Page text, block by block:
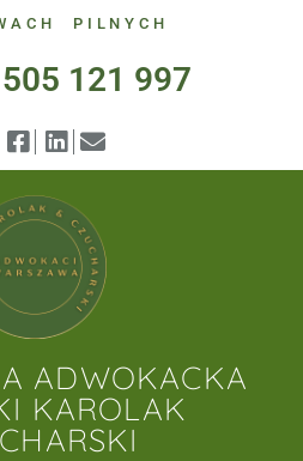
PILNYCH
121 997
ADWOKACKA
KAROLAK